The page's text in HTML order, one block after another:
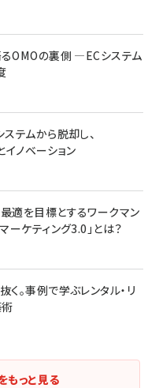
OMOの裏側 ―ECシステム
テムから脱却し、
ノベーション
最適を目標とするワークマン
ーケティング3.0」とは？
。事例で学ぶレンタル・リ
もっと見る